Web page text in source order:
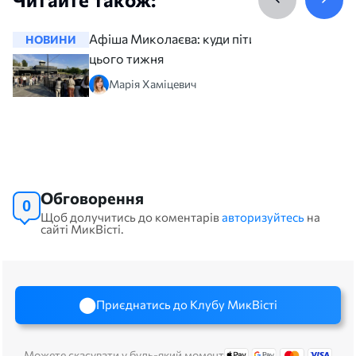
НОВИНИ
Афіша Миколаєва: куди піти
цього тижня
Марія Хаміцевич
0 Обговорення
Щоб долучитись до коментарівавторизуйтесь на
сайті МикВісті.
Приєднатись до Клубу МикВісті